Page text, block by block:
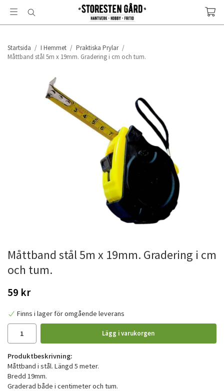
Startsida / I Hemmet / Praktiska Prylar /
Måttband stål 5m x 19mm. Gradering i cm och tum.
Måttband stål 5m x 19mm. Gradering i cm
och tum.
59 kr
Finns i lager för omgående leverans
Lägg i varukorgen
Produktbeskrivning:
Måttband i stål. Längd 5 meter.
Bredd 19mm.
Graderad både i centimeter och tum.